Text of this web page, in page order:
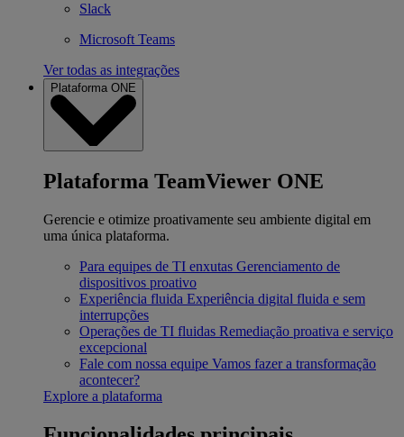
Slack
Microsoft Teams
Ver todas as integrações
Plataforma ONE
Plataforma TeamViewer ONE
Gerencie e otimize proativamente seu ambiente digital em
uma única plataforma.
Para equipes de TI enxutas Gerenciamento de
dispositivos proativo
Experiência fluida Experiência digital fluida e sem
interrupções
Operações de TI fluidas Remediação proativa e serviço
excepcional
Fale com nossa equipe Vamos fazer a transformação
acontecer?
Explore a plataforma